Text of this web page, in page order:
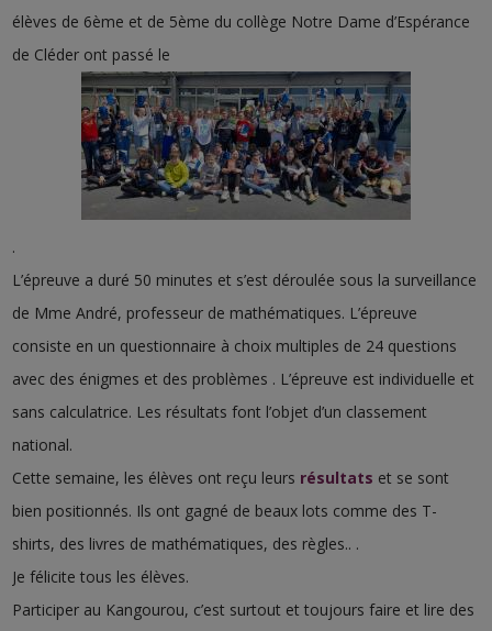
élèves de 6ème et de 5ème du collège Notre Dame d’Espérance
de Cléder ont passé le
.
L’épreuve a duré 50 minutes et s’est déroulée sous la surveillance
de Mme André, professeur de mathématiques. L’épreuve
consiste en un questionnaire à choix multiples de 24 questions
avec des énigmes et des problèmes . L’épreuve est individuelle et
sans calculatrice. Les résultats font l’objet d’un classement
national.
Cette semaine, les élèves ont reçu leurs résultats et se sont
bien positionnés. Ils ont gagné de beaux lots comme des T-
shirts, des livres de mathématiques, des règles.. .
Je félicite tous les élèves.
Participer au Kangourou, c’est surtout et toujours faire et lire des